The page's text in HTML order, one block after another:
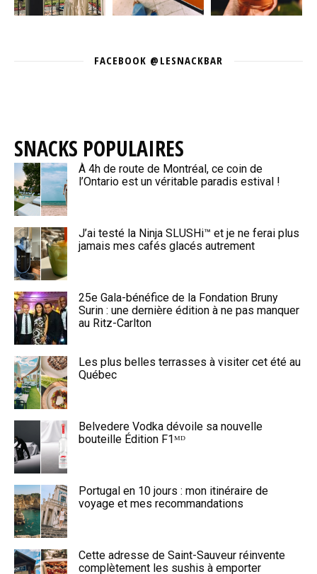
FACEBOOK @LESNACKBAR
SNACKS POPULAIRES
À 4h de route de Montréal, ce coin de
l’Ontario est un véritable paradis estival !
J’ai testé la Ninja SLUSHi™ et je ne ferai plus
jamais mes cafés glacés autrement
25e Gala-bénéfice de la Fondation Bruny
Surin : une dernière édition à ne pas manquer
au Ritz-Carlton
Les plus belles terrasses à visiter cet été au
Québec
Belvedere Vodka dévoile sa nouvelle
bouteille Édition F1ᴹᴰ
Portugal en 10 jours : mon itinéraire de
voyage et mes recommandations
Cette adresse de Saint-Sauveur réinvente
complètement les sushis à emporter